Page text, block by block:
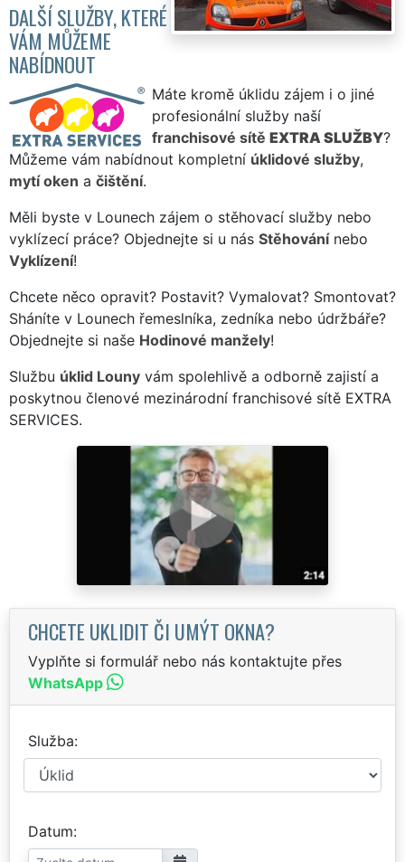
DALŠÍ SLUŽBY, KTERÉ
VÁM MŮŽEME
NABÍDNOUT
Máte kromě úklidu zájem i o jiné
profesionální služby naší
franchisové sítě EXTRA SLUŽBY?
Můžeme vám nabídnout kompletní úklidové služby,
mytí oken a čištění.
Měli byste v Lounech zájem o stěhovací služby nebo
vyklízecí práce? Objednejte si u nás Stěhovánínebo
Vyklízení!
Chcete něco opravit? Postavit? Vymalovat? Smontovat?
Sháníte v Lounech řemeslníka, zedníka nebo údržbáře?
Objednejte si naše Hodinové manžely!
Službu úklid Louny vám spolehlivě a odborně zajistí a
poskytnou členové mezinárodní franchisové sítě EXTRA
SERVICES.
CHCETE UKLIDIT ČI UMÝT OKNA?
Vyplňte si formulář nebo nás kontaktujte přes
WhatsApp
Služba
Datum